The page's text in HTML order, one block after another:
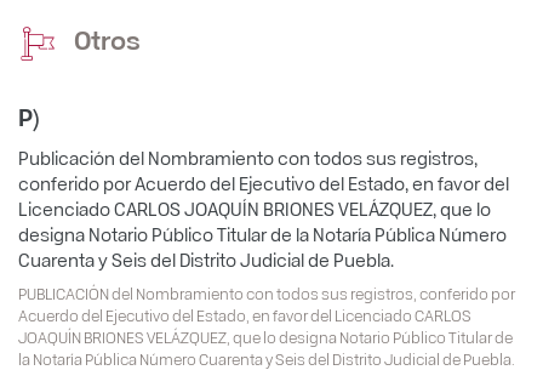
Otros
P)
Publicación del Nombramiento con todos sus registros,
conferido por Acuerdo del Ejecutivo del Estado, en favor del
Licenciado CARLOS JOAQUÍN BRIONES VELÁZQUEZ, que lo
designa Notario Público Titular de la Notaría Pública Número
Cuarenta y Seis del Distrito Judicial de Puebla.
PUBLICACIÓN del Nombramiento con todos sus registros, conferido por
Acuerdo del Ejecutivo del Estado, en favor del Licenciado CARLOS
JOAQUÍN BRIONES VELÁZQUEZ, que lo designa Notario Público Titular de
la Notaría Pública Número Cuarenta y Seis del Distrito Judicial de Puebla.